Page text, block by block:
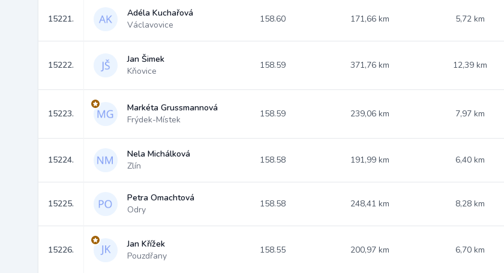
15221.
Adéla Kuchařová
Václavovice
158.60 171,66 km 5,72 km
15222.
Jan Šimek
Kňovice
158.59 371,76 km 12,39 km
15223.
Markéta Grussmannová
Frýdek-Místek
158.59 239,06 km 7,97 km
15224.
Nela Michálková
Zlín
158.58 191,99 km 6,40 km
15225.
Petra Omachtová
Odry
158.58 248,41 km 8,28 km
15226.
Jan Křížek
Pouzdřany
158.55 200,97 km 6,70 km